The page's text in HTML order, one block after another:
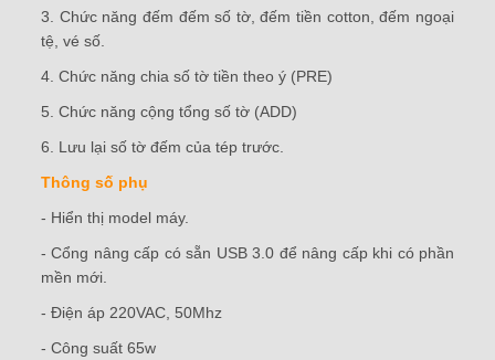
3. Chức năng đếm đếm số tờ, đếm tiền cotton, đếm ngoại
tệ, vé số.
4. Chức năng chia số tờ tiền theo ý (PRE)
5. Chức năng cộng tổng số tờ (ADD)
6. Lưu lại số tờ đếm của tép trước.
Thông số phụ
- Hiển thị model máy.
- Cổng nâng cấp có sẵn USB 3.0 để nâng cấp khi có phần
mền mới.
- Điện áp 220VAC, 50Mhz
- Công suất 65w